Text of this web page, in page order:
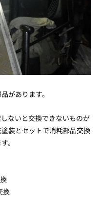
があります。
ないと交換できないものが
装とセットで消耗部品交換
。
換